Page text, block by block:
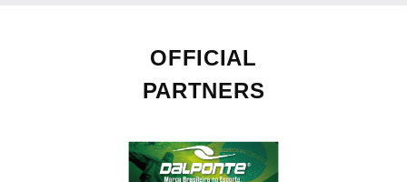
OFFICIAL
PARTNERS